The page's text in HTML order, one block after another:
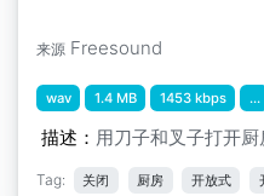
来源 Freesound
wav 1.4 MB 1453 kbps ...
描述： 用刀子和叉子打开厨
Tag: 关闭 厨房 开放式